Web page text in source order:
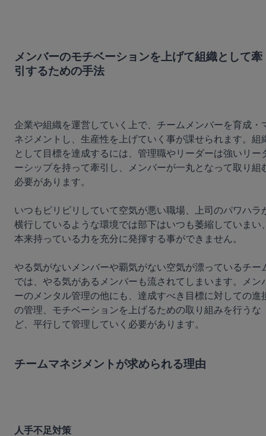
メンバーのモチベーションを上げて組織として牽
引するための手法
企業や組織を運営していく上で、チームメンバーを育成・
ネジメントし、生産性を上げていく事が課せられます。組
として目標を達成するには、管理職やリーダーは強いリー
ーシップを持って牽引し、メンバーが一丸となって取り組
必要があります。
いつもピリピリしていて空気が悪い職場、上司のパワハラ
横行しているような環境では部下はいつも萎縮していまい
本来持っている力を充分に発揮する事ができません。
やる気がないメンバーや覇気がない空気が漂っているチー
では、やる気があるメンバーも流されてしまいます。メン
ーのメンタル管理の他にも、達成すべき目標に対しての進
の管理、モチベーションを上げるための取り組みを行うな
ど、平行して管理していく必要があります。
チームマネジメントが求められる理由
人手不足対策